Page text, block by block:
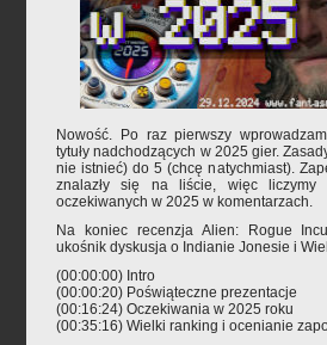
Nowość. Po raz pierwszy
tytuły nadchodzących w 2025 gier.
nie istnieć) do 5 (chcę natychmiast).
znalazły się na liście, więc
oczekiwanych w 2025 w komentarzach.
Na koniec recenzja Alien: Rogue
ukośnik dyskusja o Indianie Jonesie i
(00:00:00) Intro
(00:00:20) Poświąteczne prezentacje
(00:16:24) Oczekiwania w 2025 roku
(00:35:16) Wielki ranking i ocenianie